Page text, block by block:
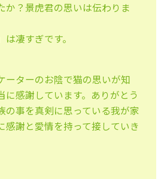
か？景虎君の思いは伝わりま
凄すぎです。
ーターのお陰で猫の思いが知
に感謝しています。ありがとう
の事を真剣に思っている我が家
感謝と愛情を持って接していき